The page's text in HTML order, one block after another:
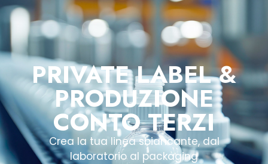
PRIVATE LABEL &
PRODUZIONE
CONTO TERZI
Crea la tua linea sbiancante, dal
laboratorio al packaging